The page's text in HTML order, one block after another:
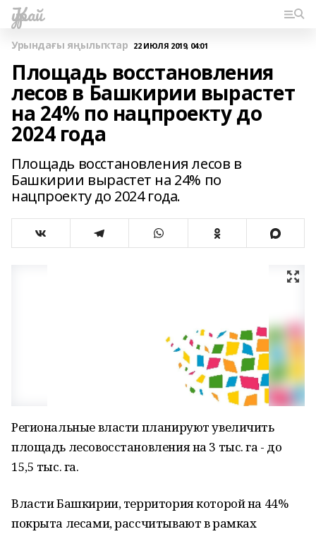
Ҡурай
Урындағы яңылыҡтар 22 ИЮЛЯ 2019, 04:01
Площадь восстановления
лесов в Башкирии вырастет
на 24% по нацпроекту до
2024 года
Площадь восстановления лесов в
Башкирии вырастет на 24% по
нацпроекту до 2024 года.
Региональные власти планируют увеличить
площадь лесовосстановления на 3 тыс. га - до
15,5 тыс. га.
Власти Башкирии, территория которой на 44%
покрыта лесами, рассчитывают в рамках